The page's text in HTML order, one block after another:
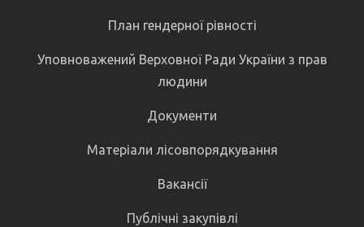
План гендерної рівності
Уповноважений Верховної Ради України з прав
людини
Документи
Матеріали лісовпорядкування
Вакансії
Публічні закупівлі